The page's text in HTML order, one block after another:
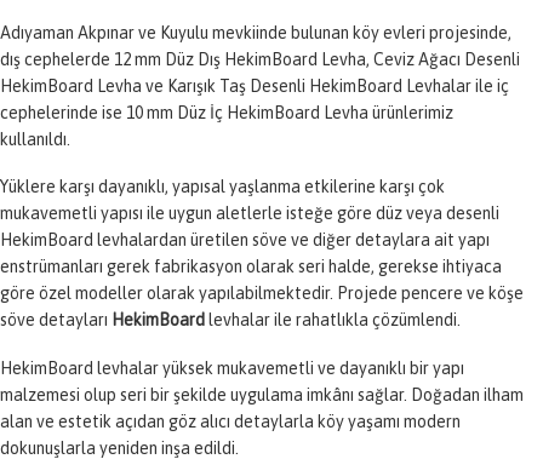
Adıyaman Akpınar ve Kuyulu mevkiinde bulunan köy evleri projesinde,
dış cephelerde 12 mm Düz Dış HekimBoard Levha, Ceviz Ağacı Desenli
HekimBoard Levha ve Karışık Taş Desenli HekimBoard Levhalar ile iç
cephelerinde ise 10 mm Düz İç HekimBoard Levha ürünlerimiz
kullanıldı.
Yüklere karşı dayanıklı, yapısal yaşlanma etkilerine karşı çok
mukavemetli yapısı ile uygun aletlerle isteğe göre düz veya desenli
HekimBoard levhalardan üretilen söve ve diğer detaylara ait yapı
enstrümanları gerek fabrikasyon olarak seri halde, gerekse ihtiyaca
göre özel modeller olarak yapılabilmektedir. Projede pencere ve köşe
söve detayları HekimBoard levhalar ile rahatlıkla çözümlendi.
HekimBoard levhalar yüksek mukavemetli ve dayanıklı bir yapı
malzemesi olup seri bir şekilde uygulama imkânı sağlar. Doğadan ilham
alan ve estetik açıdan göz alıcı detaylarla köy yaşamı modern
dokunuşlarla yeniden inşa edildi.